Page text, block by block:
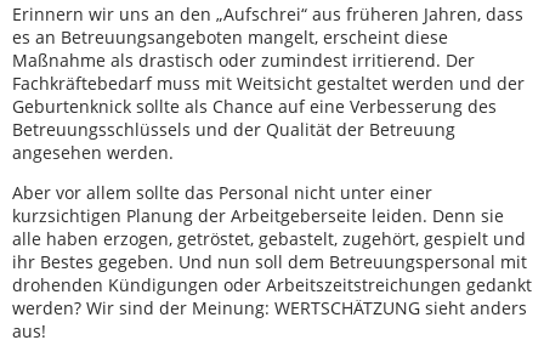
Erinnern wir uns an den „Aufschrei“ aus früheren Jahren, dass
es an Betreuungsangeboten mangelt, erscheint diese
Maßnahme als drastisch oder zumindest irritierend. Der
Fachkräftebedarf muss mit Weitsicht gestaltet werden und der
Geburtenknick sollte als Chance auf eine Verbesserung des
Betreuungsschlüssels und der Qualität der Betreuung
angesehen werden.
Aber vor allem sollte das Personal nicht unter einer
kurzsichtigen Planung der Arbeitgeberseite leiden. Denn sie
alle haben erzogen, getröstet, gebastelt, zugehört, gespielt und
ihr Bestes gegeben. Und nun soll dem Betreuungspersonal mit
drohenden Kündigungen oder Arbeitszeitstreichungen gedankt
werden? Wir sind der Meinung: WERTSCHÄTZUNG sieht anders
aus!